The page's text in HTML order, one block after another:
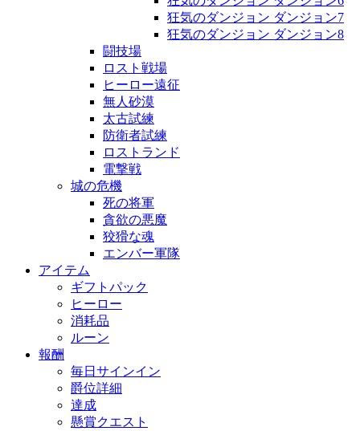
狂気のダンジョン ダンジョン7
狂気のダンジョン ダンジョン8
闘技場
ロスト戦場
ヒーロー遠征
無人砂漠
太古試練
防衛者試練
ロストランド
電撃戦
城の危機
死の将軍
貪欲の悪魔
狡猾な魂
エンバー軍隊
アイテム
ギフトパック
ヒーロー
消耗品
ルーン
報酬
毎日サインイン
爵位詳細
達成
懸賞クエスト